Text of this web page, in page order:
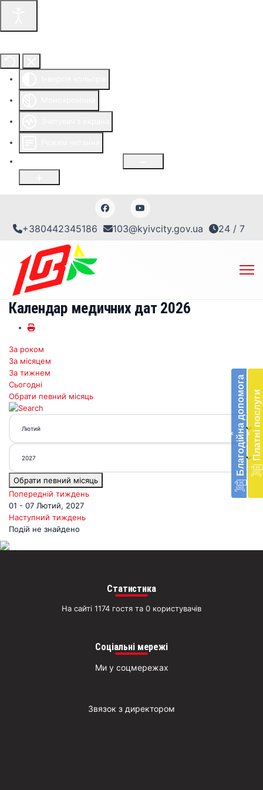
+380442345186 103@kyivcity.gov.ua 24 / 7
‹ Благодійна допомогав
‹ Платні послуги
Календар медичних дат 2026
За роком
За місяцем
За тижнем
Сьогодні
Обрати певний місяць
Обрати певний місяць
Попередній тиждень
01 - 07 Лютий, 2027
Наступний тиждень
Подій не знайдено
Статистика
На сайті 1174 гостя та 0 користувачів
Соціальні мережі
Ми у соцмережах
Звязок з директором